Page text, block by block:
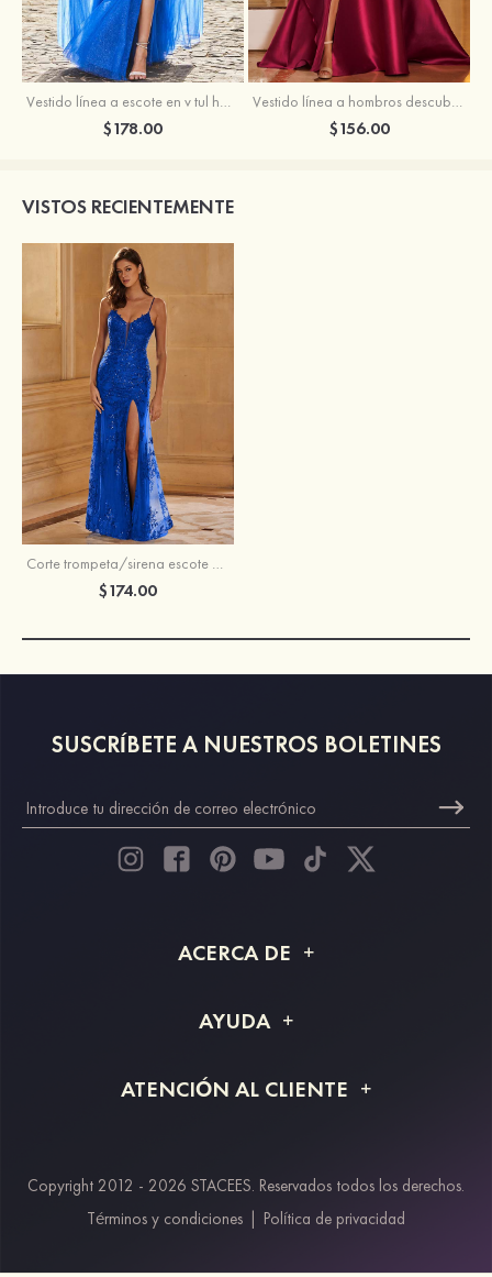
Vestido línea a escote en v tul hasta el suelo vestido de graduación
$178.00
Vestido línea a hombros descubiertos satén barrer tren vestido de graduación
$156.00
VISTOS RECIENTEMENTE
$174.00
SUSCRÍBETE A NUESTROS BOLETINES
ACERCA DE
Información de envío
AYUDA
Devoluciones y reembolsos
ATENCIÓN AL CLIENTE
Métodos de pago
Klarna
Copyright 2012 - 2026 STACEES. Reservados todos los derechos.
Términos y condiciones | Política de privacidad